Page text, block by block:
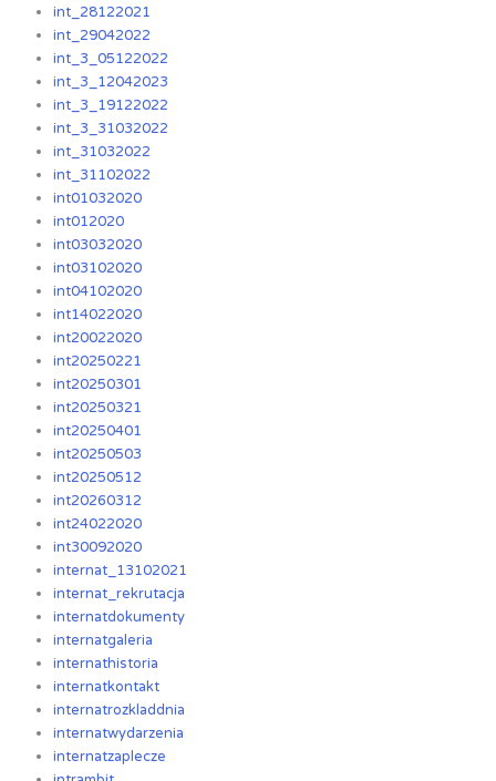
int_28122021
int_29042022
int_3_05122022
int_3_12042023
int_3_19122022
int_3_31032022
int_31032022
int_31102022
int01032020
int012020
int03032020
int03102020
int04102020
int14022020
int20022020
int20250221
int20250301
int20250321
int20250401
int20250503
int20250512
int20260312
int24022020
int30092020
internat_13102021
internat_rekrutacja
internatdokumenty
internatgaleria
internathistoria
internatkontakt
internatrozkladdnia
internatwydarzenia
internatzaplecze